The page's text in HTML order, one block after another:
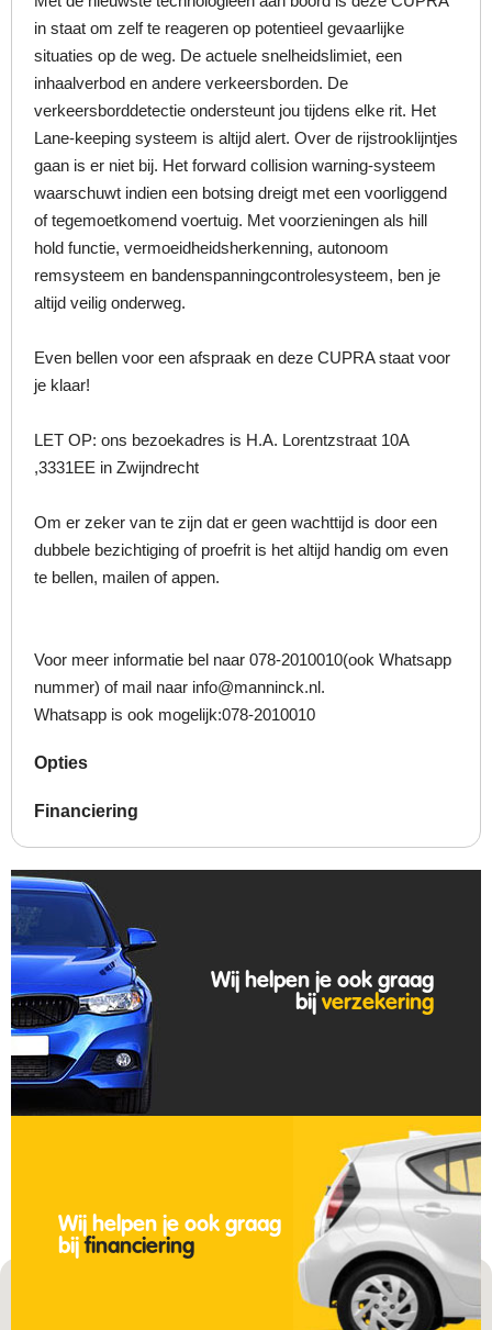
in staat om zelf te reageren op potentieel gevaarlijke
situaties op de weg. De actuele snelheidslimiet, een
inhaalverbod en andere verkeersborden. De
verkeersborddetectie ondersteunt jou tijdens elke rit. Het
Lane-keeping systeem is altijd alert. Over de rijstrooklijntjes
gaan is er niet bij. Het forward collision warning-systeem
waarschuwt indien een botsing dreigt met een voorliggend
of tegemoetkomend voertuig. Met voorzieningen als hill
hold functie, vermoeidheidsherkenning, autonoom
remsysteem en bandenspanningcontrolesysteem, ben je
altijd veilig onderweg.
Even bellen voor een afspraak en deze CUPRA staat voor
je klaar!
LET OP: ons bezoekadres is H.A. Lorentzstraat 10A
,3331EE in Zwijndrecht
Om er zeker van te zijn dat er geen wachttijd is door een
dubbele bezichtiging of proefrit is het altijd handig om even
te bellen, mailen of appen.
Voor meer informatie bel naar 078-2010010(ook Whatsapp
nummer) of mail naar info@manninck.nl.
Whatsapp is ook mogelijk:078-2010010
Opties
Financiering
Wij helpen je ook graag
bij verzekering
Wij helpen je ook graag
bijfinanciering